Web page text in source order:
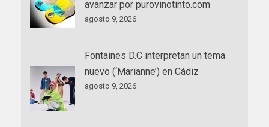
avanzar por purovinotinto.com
agosto 9, 2026
Fontaines D.C interpretan un tema
nuevo (‘Marianne’) en Cádiz
agosto 9, 2026